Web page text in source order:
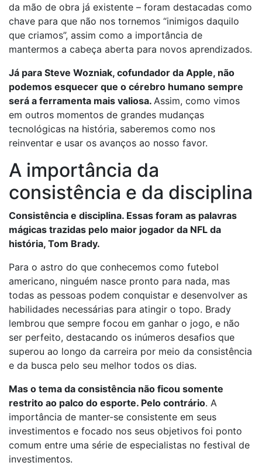
da mão de obra já existente – foram destacadas como
chave para que não nos tornemos “inimigos daquilo
que criamos”, assim como a importância de
mantermos a cabeça aberta para novos aprendizados.
Já para Steve Wozniak, cofundador da Apple, não
podemos esquecer que o cérebro humano sempre
será a ferramenta mais valiosa. Assim, como vimos
em outros momentos de grandes mudanças
tecnológicas na história, saberemos como nos
reinventar e usar os avanços ao nosso favor.
A importância da
consistência e da disciplina
Consistência e disciplina. Essas foram as palavras
mágicas trazidas pelo maior jogador da NFL da
história, Tom Brady.
Para o astro do que conhecemos como futebol
americano, ninguém nasce pronto para nada, mas
todas as pessoas podem conquistar e desenvolver as
habilidades necessárias para atingir o topo. Brady
lembrou que sempre focou em ganhar o jogo, e não
ser perfeito, destacando os inúmeros desafios que
superou ao longo da carreira por meio da consistência
e da busca pelo seu melhor todos os dias.
Mas o tema da consistência não ficou somente
restrito ao palco do esporte. Pelo contrário. A
importância de manter-se consistente em seus
investimentos e focado nos seus objetivos foi ponto
comum entre uma série de especialistas no festival de
investimentos.